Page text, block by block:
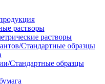
растворы
растворы
Стандартные образцы
Стандартные образцы